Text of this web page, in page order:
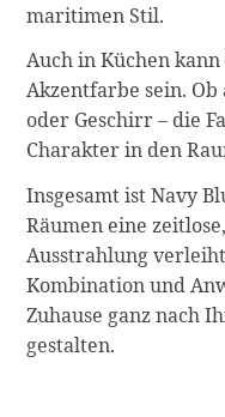
maritimen Stil.
Auch in Küchen
Akzentfarbe sein. Ob
oder Geschirr – die
Charakter in den
Insgesamt ist Navy
Räumen eine
Ausstrahlung
Kombination und
Zuhause ganz nach
gestalten.